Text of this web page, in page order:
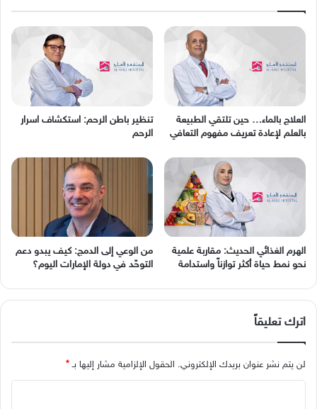
العلاج بالماء… حين تلتقي الطبيعة
بالعلم لإعادة تعريف مفهوم التعافي
تنظير باطن الرحم: استكشاف اسرار
الرحم
الهرم الغذائي الحديث: مقاربة علمية
نحو نمط حياة أكثر توازناً واستدامة
من الوعي إلى الدمج: كيف يبدو دعم
التوحّد في دولة الإمارات اليوم؟
اترك تعليقاً
لن يتم نشر عنوان بريدك الإلكتروني. الحقول الإلزامية مشار إليها بـ*